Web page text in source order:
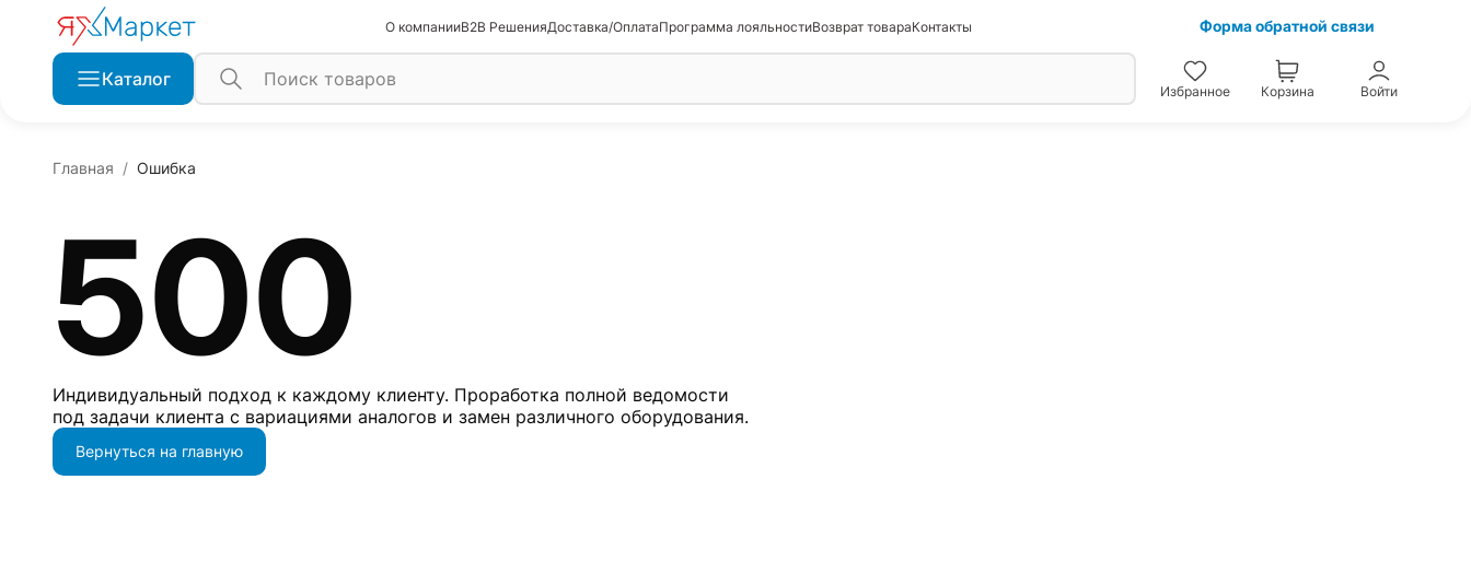
О компанииB2B РешенияДоставка/ОплатаПрограмма лояльностиВозврат товараКонтакты Форма обратной связи
Каталог
Избранное Корзина Войти
Главная Ошибка
500
Индивидуальный подход к каждому клиенту. Проработка полной ведомости
под задачи клиента с вариациями аналогов и замен различного оборудования.
Вернуться на главную